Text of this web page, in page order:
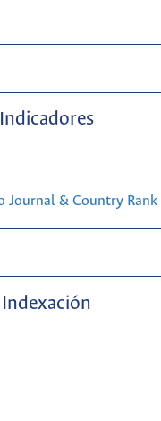
Indicadores
Indexación